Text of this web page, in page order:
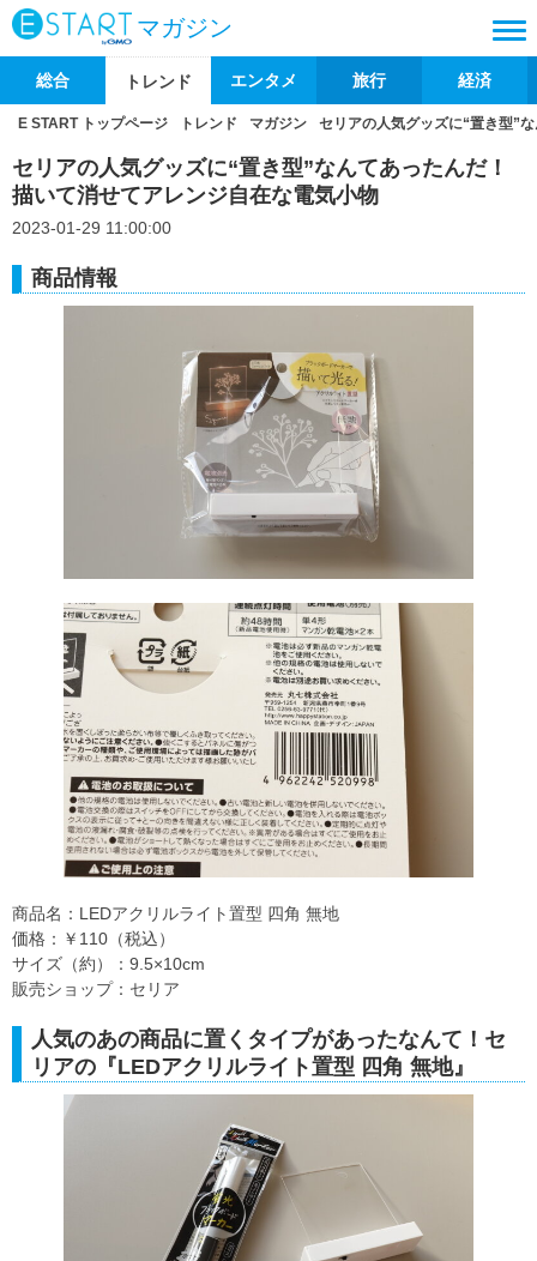
マガジン
総合 トレンド エンタメ 旅行 経済
E START トップページ トレンド マガジン セリアの人気グッズに“置き型”
セリアの人気グッズに“置き型”なんてあったんだ！
描いて消せてアレンジ自在な電気小物
2023-01-29 11:00:00
商品情報
商品名：LEDアクリルライト置型 四角 無地
価格：￥110（税込）
サイズ（約）：9.5×10cm
販売ショップ：セリア
人気のあの商品に置くタイプがあったなんて！セ
リアの『LEDアクリルライト置型 四角 無地』